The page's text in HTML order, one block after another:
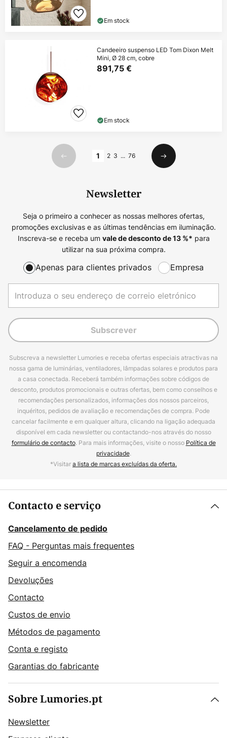
Em stock
Candeeiro suspenso LED Tom Dixon Melt
Mini, Ø 28 cm, cobre
891,75 €
Em stock
Anterior
1 2 3 ... 76
Seguinte
Newsletter
Seja o primeiro a conhecer as nossas melhores ofertas,
promoções exclusivas e as últimas tendências em iluminação.
Inscreva-se e receba um vale de desconto de13%* para
utilizar na sua próxima compra.
Apenas para clientes privados Empresa
Subscrever
Subscreva a newsletter Lumories e receba ofertas especiais atractivas na
nossa gama de luminárias, ventiladores, lâmpadas solares e produtos para
a casa conectada. Receberá também informações sobre códigos de
desconto, produtos promocionais e outras ofertas, bem como conselhos e
recomendações personalizados, informações dos nossos parceiros,
inquéritos, pedidos de avaliação e recomendações de compra. Pode
cancelar facilmente e em qualquer altura, clicando na ligação adequada
disponível em cada newsletter ou contactando-nos através do nosso
formulário de contacto. Para mais informações, visite o nosso Política de
privacidade.
*Visitara lista de marcas excluídas da oferta.
Contacto e serviço
Cancelamento de pedido
FAQ - Perguntas mais frequentes
Seguir a encomenda
Devoluções
Contacto
Custos de envio
Métodos de pagamento
Conta e registo
Garantias do fabricante
Sobre Lumories.pt
Newsletter